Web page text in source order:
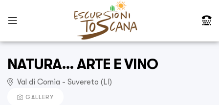
NATURA… ARTE E VINO
Val di Cornia - Suvereto (LI)
GALLERY